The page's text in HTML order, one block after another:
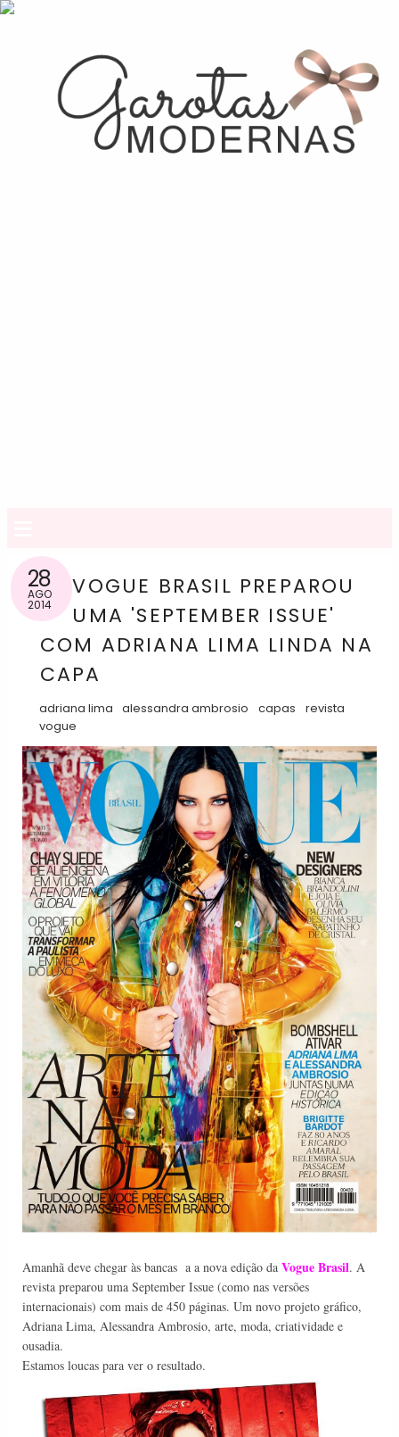
28
AGO
2014
VOGUE BRASIL PREPAROU
UMA 'SEPTEMBER ISSUE'
COM ADRIANA LIMA LINDA NA
CAPA
adriana lima alessandra ambrosio capas
revista
vogue
Amanhã deve chegar às bancas a a nova edição da Vogue Brasil. A
revista preparou uma September Issue (como nas versões
internacionais) com mais de 450 páginas. Um novo projeto gráfico,
Adriana Lima, Alessandra Ambrosio, arte, moda, criatividade e
ousadia.
Estamos loucas para ver o resultado.